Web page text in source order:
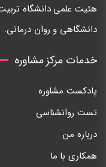
دانشگاهی و روان درمانی.
خدمات مرکز مشاوره
پادکست مشاوره
تست روانشناسی
درباره من
همکاری با ما